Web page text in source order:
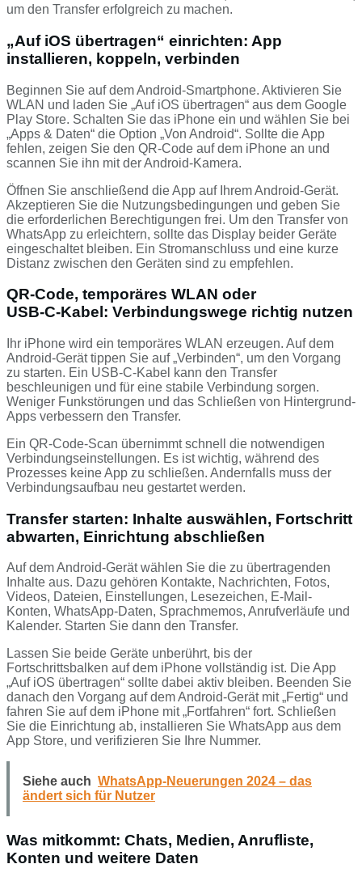
um den Transfer erfolgreich zu machen.
„Auf iOS übertragen“ einrichten: App
installieren, koppeln, verbinden
Beginnen Sie auf dem Android-Smartphone. Aktivieren Sie
WLAN und laden Sie „Auf iOS übertragen“ aus dem Google
Play Store. Schalten Sie das iPhone ein und wählen Sie bei
„Apps & Daten“ die Option „Von Android“. Sollte die App
fehlen, zeigen Sie den QR-Code auf dem iPhone an und
scannen Sie ihn mit der Android-Kamera.
Öffnen Sie anschließend die App auf Ihrem Android-Gerät.
Akzeptieren Sie die Nutzungsbedingungen und geben Sie
die erforderlichen Berechtigungen frei. Um den Transfer von
WhatsApp zu erleichtern, sollte das Display beider Geräte
eingeschaltet bleiben. Ein Stromanschluss und eine kurze
Distanz zwischen den Geräten sind zu empfehlen.
QR-Code, temporäres WLAN oder
USB‑C‑Kabel: Verbindungswege richtig nutzen
Ihr iPhone wird ein temporäres WLAN erzeugen. Auf dem
Android-Gerät tippen Sie auf „Verbinden“, um den Vorgang
zu starten. Ein USB‑C‑Kabel kann den Transfer
beschleunigen und für eine stabile Verbindung sorgen.
Weniger Funkstörungen und das Schließen von Hintergrund-
Apps verbessern den Transfer.
Ein QR-Code-Scan übernimmt schnell die notwendigen
Verbindungseinstellungen. Es ist wichtig, während des
Prozesses keine App zu schließen. Andernfalls muss der
Verbindungsaufbau neu gestartet werden.
Transfer starten: Inhalte auswählen, Fortschritt
abwarten, Einrichtung abschließen
Auf dem Android-Gerät wählen Sie die zu übertragenden
Inhalte aus. Dazu gehören Kontakte, Nachrichten, Fotos,
Videos, Dateien, Einstellungen, Lesezeichen, E-Mail-
Konten, WhatsApp-Daten, Sprachmemos, Anrufverläufe und
Kalender. Starten Sie dann den Transfer.
Lassen Sie beide Geräte unberührt, bis der
Fortschrittsbalken auf dem iPhone vollständig ist. Die App
„Auf iOS übertragen“ sollte dabei aktiv bleiben. Beenden Sie
danach den Vorgang auf dem Android-Gerät mit „Fertig“ und
fahren Sie auf dem iPhone mit „Fortfahren“ fort. Schließen
Sie die Einrichtung ab, installieren Sie WhatsApp aus dem
App Store, und verifizieren Sie Ihre Nummer.
Siehe auch WhatsApp-Neuerungen 2024 – das
ändert sich für Nutzer
Was mitkommt: Chats, Medien, Anrufliste,
Konten und weitere Daten